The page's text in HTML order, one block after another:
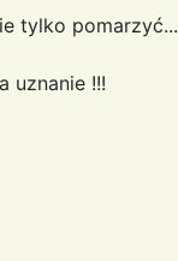
tylko pomarzyć...
uznanie !!!